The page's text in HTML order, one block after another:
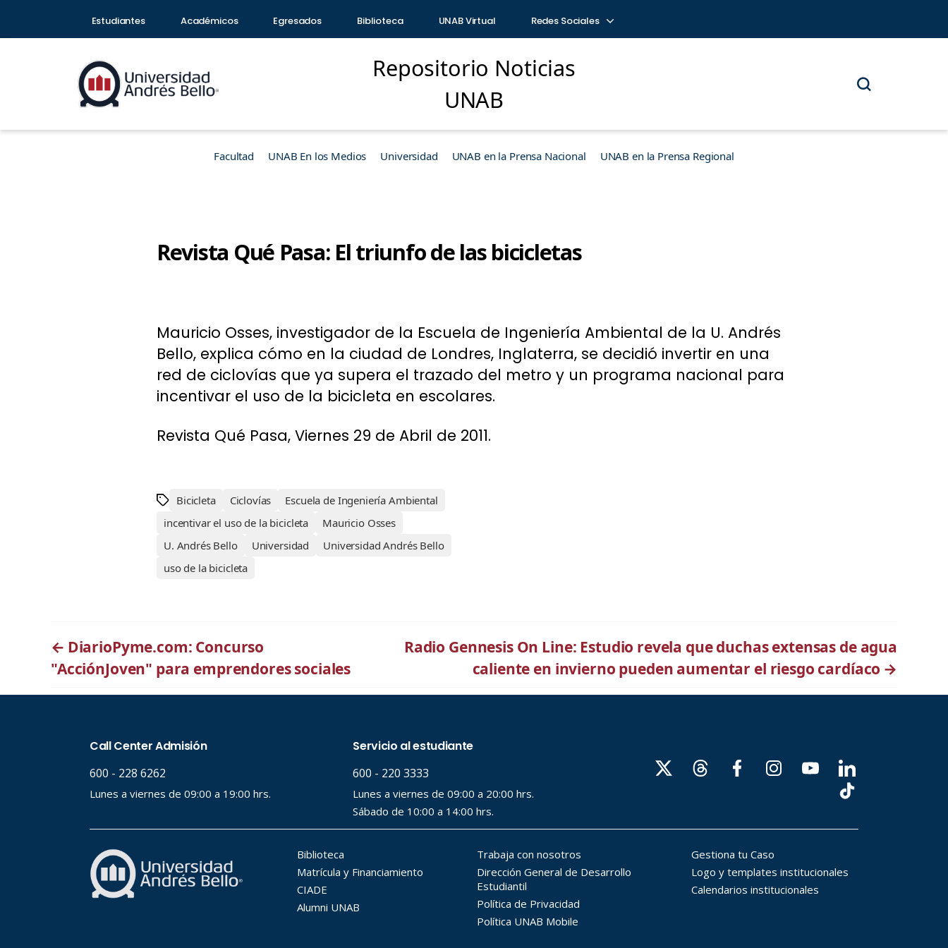
Estudiantes Académicos Egresados Biblioteca UNAB Virtual Redes Sociales
Repositorio Noticias
UNAB
Facultad UNAB En los Medios Universidad UNAB en la Prensa Nacional UNAB en la Prensa Regional
Revista Qué Pasa: El triunfo de las bicicletas
Mauricio Osses, investigador de la Escuela de Ingeniería Ambiental de la U. Andrés
Bello, explica cómo en la ciudad de Londres, Inglaterra, se decidió invertir en una
red de ciclovías que ya supera el trazado del metro y un programa nacional para
incentivar el uso de la bicicleta en escolares.
Revista Qué Pasa, Viernes 29 de Abril de 2011.
Bicicleta Ciclovías
Escuela de Ingeniería Ambiental
incentivar el uso de la bicicleta
Mauricio Osses
U. Andrés Bello
Universidad
Universidad Andrés Bello
uso de la bicicleta
← DiarioPyme.com: Concurso
"AcciónJoven" para emprendores sociales
Radio Gennesis On Line: Estudio revela que duchas extensas de agua
caliente en invierno pueden aumentar el riesgo cardíaco →